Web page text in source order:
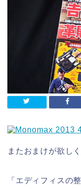
またおまけが欲し
「エディフィスの